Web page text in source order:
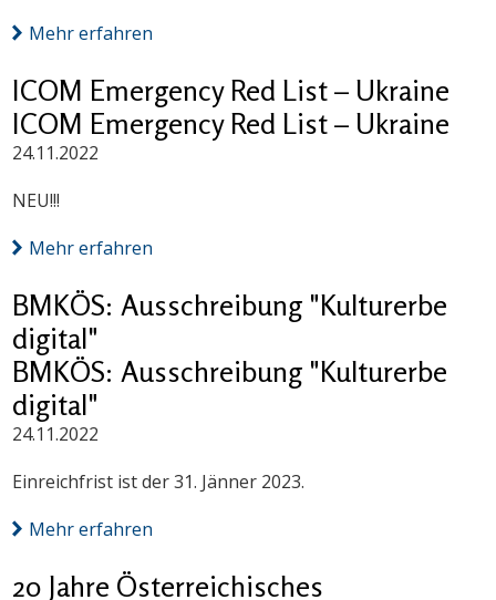
Mehr erfahren
ICOM Emergency Red List – Ukraine
ICOM Emergency Red List – Ukraine
24.11.2022
NEU!!!
Mehr erfahren
BMKÖS: Ausschreibung "Kulturerbe
digital"
BMKÖS: Ausschreibung "Kulturerbe
digital"
24.11.2022
Einreichfrist ist der 31. Jänner 2023.
Mehr erfahren
20 Jahre Österreichisches